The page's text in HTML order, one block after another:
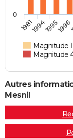
Magnitude 1
Magnitude
1981199419951996
0
Autres
Mesnil